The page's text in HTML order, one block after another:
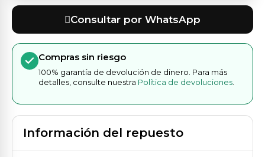
Consultar por WhatsApp
Compras sin riesgo
100% garantía de devolución de dinero. Para más
detalles, consulte nuestra Política de devoluciones
Información del repuesto